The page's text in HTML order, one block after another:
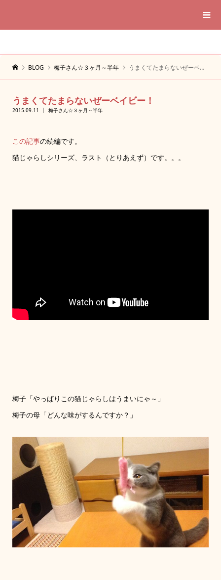
BLOG 梅子さん☆３ヶ月～半年 うまくてたまらないぜーベイビー！
うまくてたまらないぜーベイビー！
2015.09.11 梅子さん☆３ヶ月～半年
この記事の続編です。
猫じゃらしシリーズ、ラスト（とりあえず）です。。。
梅子「やっぱりこの猫じゃらしはうまいにゃ～」
梅子の母「どんな味がするんですか？」